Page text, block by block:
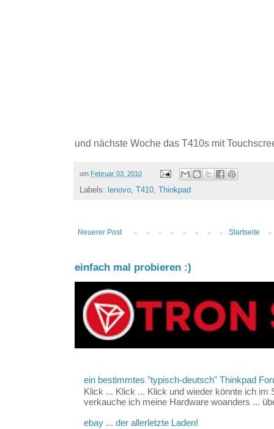
und nächste Woche das T410s mit
um Februar 03, 2010
Labels: lenovo, T410, Thinkpad
Neuerer Post Startseite
einfach mal probieren :)
ein bestimmtes "typisch-deutsch" Thinkpad
Klick ... Klick ... Klick und wieder könnte ich im
verkauche ich meine Hardware woanders ...
ebay ... der allerletzte Laden!